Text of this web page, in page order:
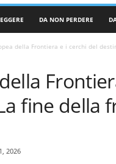
DA NON PERDERE
della Frontiera e i cerchi del
fine della
2026